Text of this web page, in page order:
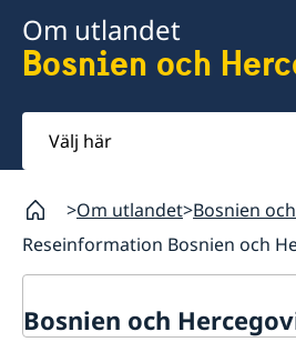
Om utlandet
Bosnien och
Välj
här
Om utlandet Bosnien
Reseinformation Bosnien och
Bosnien och